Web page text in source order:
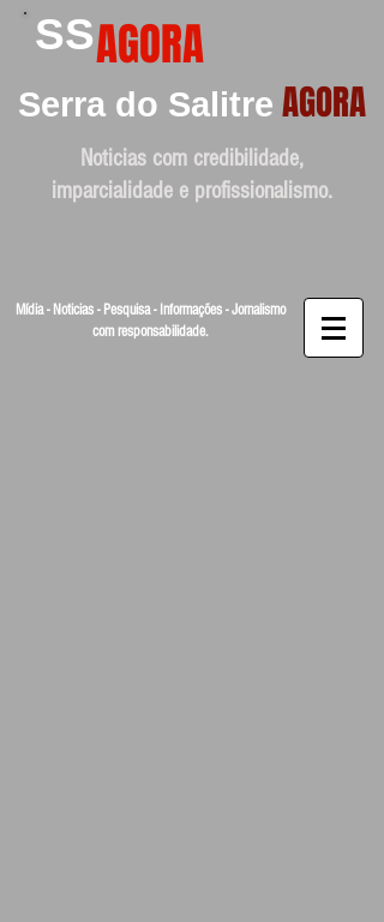
SSAGORA
Serra do Salitre AGORA
Noticias com credibilidade,
imparcialidade e profissionalismo.
Mídia - Noticias - Pesquisa - Informações - Jornalismo
com responsabilidade.